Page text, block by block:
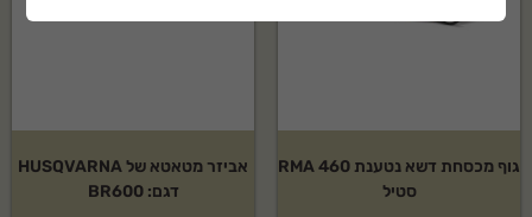
גוף מכסחת דשא נטענת RMA 460
סטיל
אביזר מטאטא של HUSQVARNA
דגם: BR600